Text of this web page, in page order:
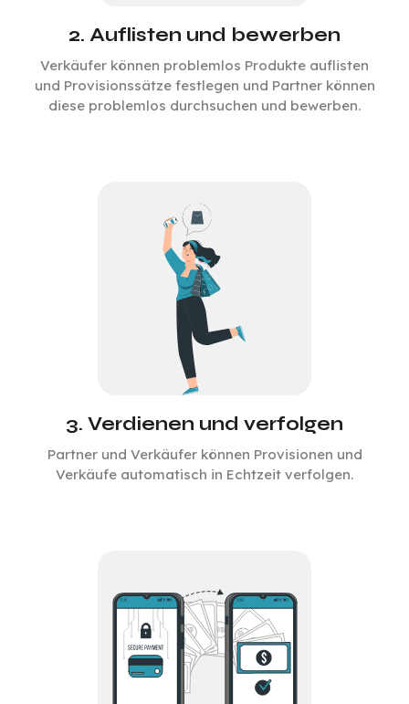
2. Auflisten und bewerben
Verkäufer können problemlos Produkte auflisten
und Provisionssätze festlegen und Partner können
diese problemlos durchsuchen und bewerben.
3. Verdienen und verfolgen
Partner und Verkäufer können Provisionen und
Verkäufe automatisch in Echtzeit verfolgen.